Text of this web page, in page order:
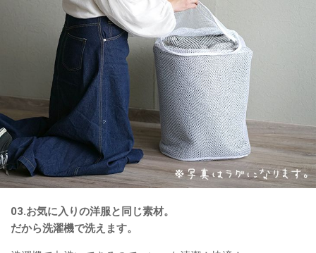
03.お気に入りの洋服と同じ素材。
だから洗濯機で洗えます。